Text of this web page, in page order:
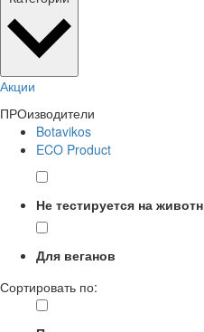
Акции
ПРОизводители
Botavikos
ECO Product
Не тестируется на
Для веганов
Сортировать по: